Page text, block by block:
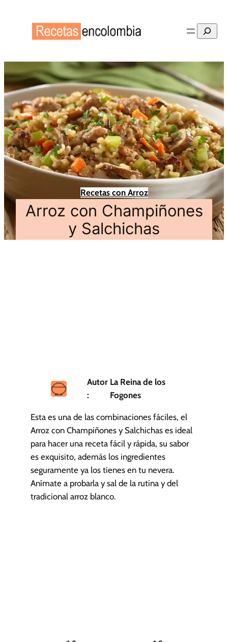
Buscar
Recetas con Arroz
Arroz con Champiñones
y Salchichas
Autor
:
La Reina de los
Fogones
Esta es una de las combinaciones fáciles, el
Arroz con Champiñones y Salchichas es ideal
para hacer una receta fácil y rápida, su sabor
es exquisito, además los ingredientes
seguramente ya los tienes en tu nevera.
Anímate a probarla y sal de la rutina y del
tradicional arroz blanco.